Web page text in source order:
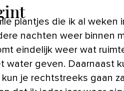
plantjes die ik al weken
nachten weer binnen
eindelijk weer wat
water geven. Daarnaast
kun je rechtstreeks gaan